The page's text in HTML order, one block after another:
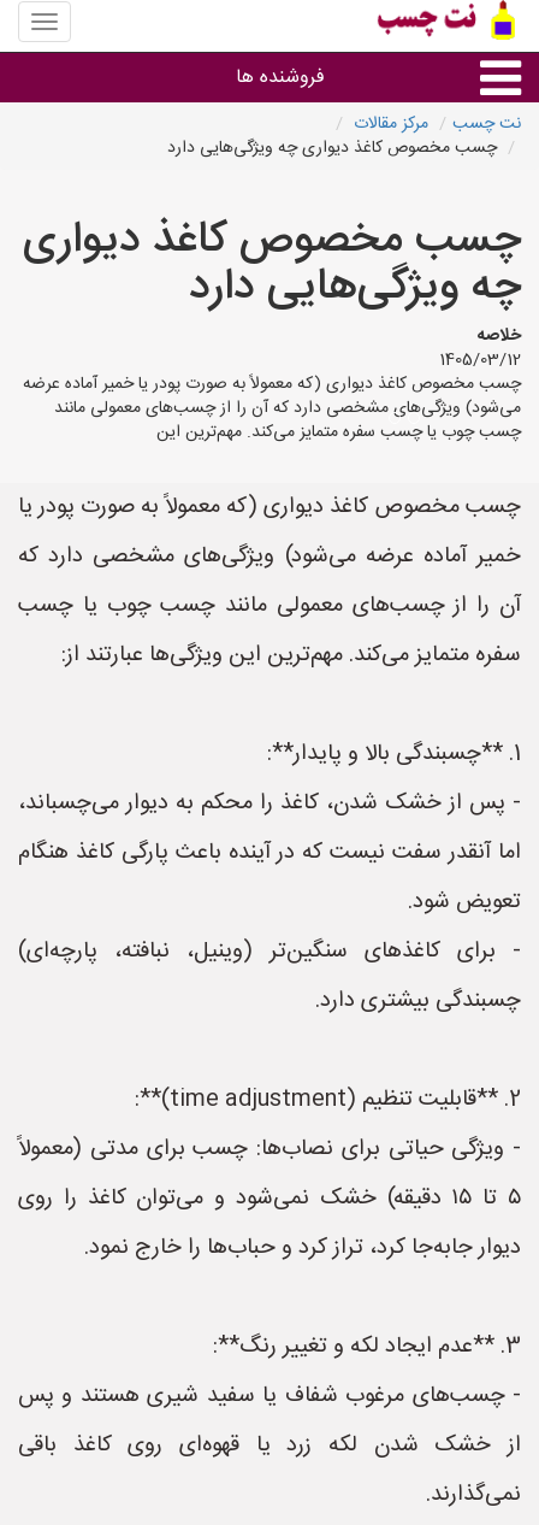
منوی
سایت
چسب
فروشنده ها
گروه ها
نت چسب
مرکز مقالات
چسب مخصوص کاغذ دیواری چه ویژگی‌هایی دارد
چسب مخصوص کاغذ دیواری
چه ویژگی‌هایی دارد
خلاصه
1405/03/12
چسب مخصوص کاغذ دیواری (که معمولاً به صورت پودر یا خمیر آماده عرضه
می‌شود) ویژگی‌های مشخصی دارد که آن را از چسب‌های معمولی مانند
چسب چوب یا چسب سفره متمایز می‌کند. مهم‌ترین این
چسب مخصوص کاغذ دیواری (که معمولاً به صورت پودر یا
خمیر آماده عرضه می‌شود) ویژگی‌های مشخصی دارد که
آن را از چسب‌های معمولی مانند چسب چوب یا چسب
سفره متمایز می‌کند. مهم‌ترین این ویژگی‌ها عبارتند از:
1. **چسبندگی بالا و پایدار**:
- پس از خشک شدن، کاغذ را محکم به دیوار می‌چسباند،
اما آنقدر سفت نیست که در آینده باعث پارگی کاغذ هنگام
تعویض شود.
- برای کاغذهای سنگین‌تر (وینیل، نبافته، پارچه‌ای)
چسبندگی بیشتری دارد.
2. **قابلیت تنظیم (time adjustment)**:
- ویژگی حیاتی برای نصاب‌ها: چسب برای مدتی (معمولاً
۵ تا ۱۵ دقیقه) خشک نمی‌شود و می‌توان کاغذ را روی
دیوار جابه‌جا کرد، تراز کرد و حباب‌ها را خارج نمود.
3. **عدم ایجاد لکه و تغییر رنگ**:
- چسب‌های مرغوب شفاف یا سفید شیری هستند و پس
از خشک شدن لکه زرد یا قهوه‌ای روی کاغذ باقی
نمی‌گذارند.